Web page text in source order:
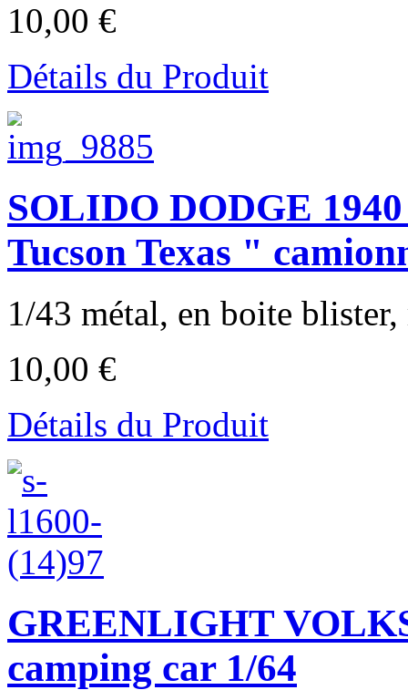
10,00 €
Détails du Produit
SOLIDO DODGE
Tucson Texas "
1/43 métal, en boite
10,00 €
Détails du Produit
GREENLIGHT
camping car 1/64